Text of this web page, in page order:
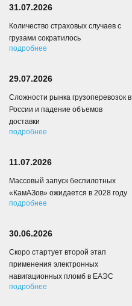
31.07.2026
Количество страховых случаев с
грузами сократилось
подробнее
29.07.2026
Сложности рынка грузоперевозок в
России и падение объемов
доставки
подробнее
11.07.2026
Массовый запуск беспилотных
«КамАЗов» ожидается в 2028 году
подробнее
30.06.2026
Скоро стартует второй этап
применения электронных
навигационных пломб в ЕАЭС
подробнее